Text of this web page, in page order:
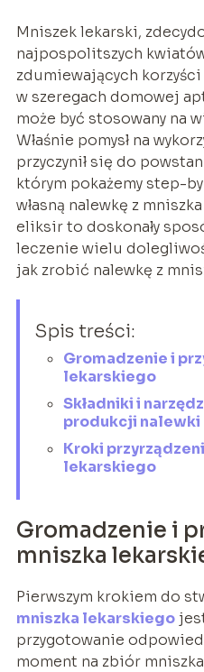
Mniszek lekarski,
najpospolitszych
zdumiewających
w szeregach domowej
może być stosowany na
Właśnie pomysł na
przyczynił się do
którym pokażemy step-
własną nalewkę z
eliksir to doskonały
leczenie wielu
jak zrobić nalewkę z
Spis treści:
Gromadzenie i
lekarskiego
Składniki i
produkcji nalewki
Kroki
lekarskiego
Gromadzenie i
mniszka
Pierwszym krokiem do
mniszka lekarskiego
przygotowanie
moment na zbiór